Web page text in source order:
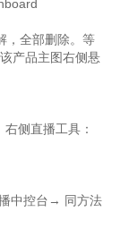
，全部删除。等
产品主图右侧悬
侧直播工具：
中控台 → 同方法